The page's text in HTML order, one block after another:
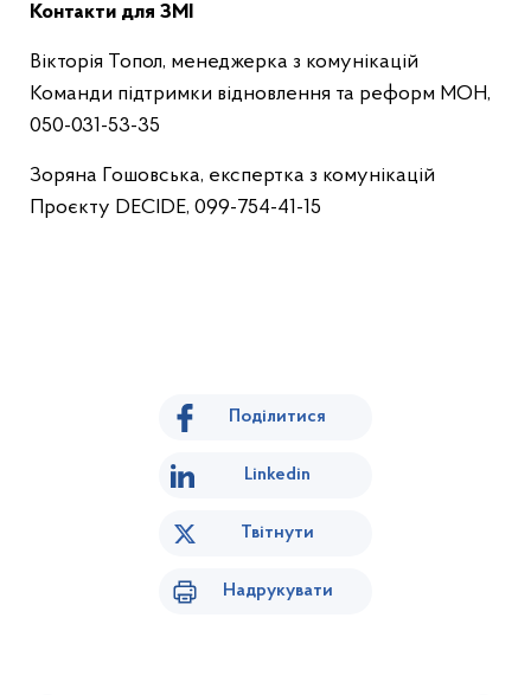
Контакти для ЗМІ
Вікторія Топол, менеджерка з комунікацій
Команди підтримки відновлення та реформ МОН,
050-031-53-35
Зоряна Гошовська, експертка з комунікацій
Проєкту DECIDE, 099-754-41-15
Поділитися
Linkedin
Твітнути
Надрукувати